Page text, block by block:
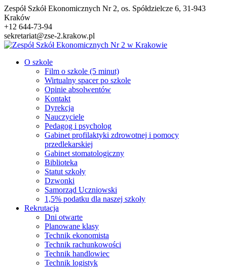
Przejdź
do
treści
Zespół Szkół Ekonomicznych Nr 2, os. Spółdzielcze 6, 31-943
Kraków
+12 644-73-94
sekretariat@zse-2.krakow.pl
O szkole
Film o szkole (5 minut)
Wirtualny spacer po szkole
Opinie absolwentów
Kontakt
Dyrekcja
Nauczyciele
Pedagog i psycholog
Gabinet profilaktyki zdrowotnej i pomocy
przedlekarskiej
Gabinet stomatologiczny
Biblioteka
Statut szkoły
Dzwonki
Samorząd Uczniowski
1,5% podatku dla naszej szkoły
Rekrutacja
Dni otwarte
Planowane klasy
Technik ekonomista
Technik rachunkowości
Technik handlowiec
Technik logistyk